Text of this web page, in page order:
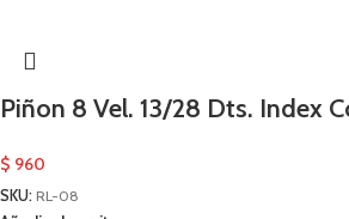
Piñon 8 Vel. 13/28 Dts. Index
$ 960
SKU: RL-08